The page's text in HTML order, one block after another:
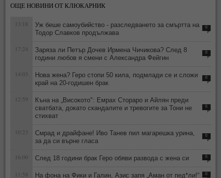
ОЩЕ НОВИНИ ОТ КЛЮКАРНИК
13:18
Уж беше самоубийство - разследването за смъртта на
Тодор Славков продължава
0
17:24
Заряза ли Петър Дочев Ирмена Чичикова? След 8
години любов я смени с Александра Фейгин
0
14:03
Нова жена? Геро стопи 50 кила, подмлади се и сложи
край на 20-годишен брак
0
12:59
Къна на „Високото": Емрах Стораро и Айлян преди
сватбата, докато скандалите и тревогите за Тони не
стихват
0
10:23
Смрад и драйфане! Иво Танев пил магарешка урина,
за да си върне гласа
0
16:00 След 18 години брак Геро обяви развода с жена си 0
11:58 На фона на Фики и Галин, Азис запя „Аман от пед*ли!“ 0